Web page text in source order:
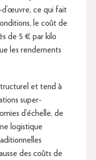
d’œuvre, ce qui fait
le coût de
de 5 € par kilo
les rendements
et tend à
super-
d’échelle, de
logistique
des coûts de